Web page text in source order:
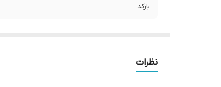
بارکد
نظرات